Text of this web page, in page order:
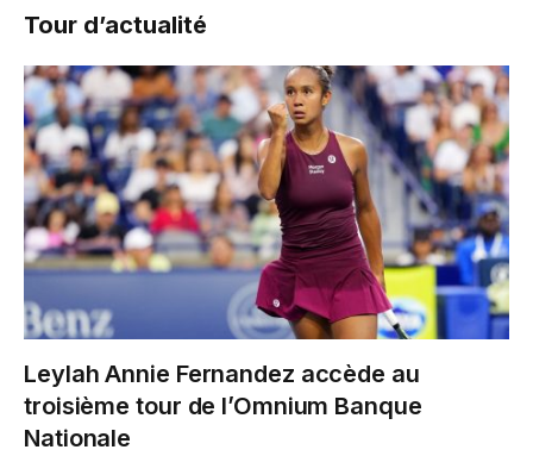
Tour d’actualité
Leylah Annie Fernandez accède au
troisième tour de l’Omnium Banque
Nationale